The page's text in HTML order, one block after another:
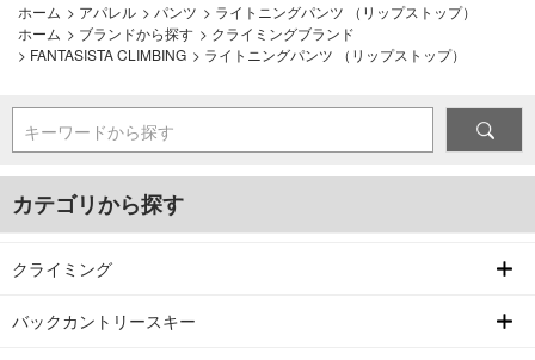
ホーム > アパレル > パンツ > ライトニングパンツ （リップストップ）
ホーム > ブランドから探す > クライミングブランド
> FANTASISTA CLIMBING > ライトニングパンツ （リップストップ）
キーワードから探す
カテゴリから探す
クライミング
バックカントリースキー